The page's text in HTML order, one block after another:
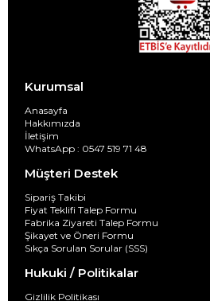
Kurumsal
Anasayfa
Hakkımızda
İletişim
WhatsApp : 0547 519 71 48
Müşteri Destek
Sipariş Takibi
Fiyat Teklifi Talep Formu
Fabrika Ziyareti Talep Formu
Şikayet ve Öneri Formu
Sıkça Sorulan Sorular (SSS)
Hukuki / Politikalar
Gizlilik Politikası